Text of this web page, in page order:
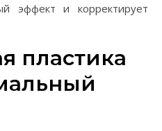
эффект и корректирует
пластика